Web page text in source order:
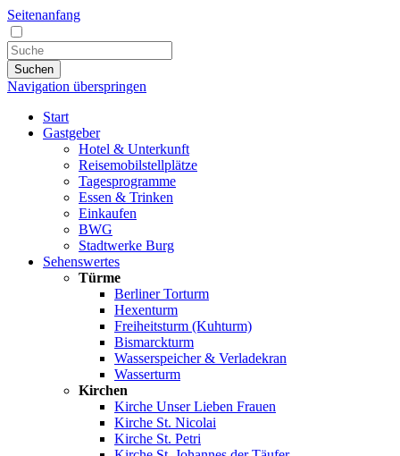
Seitenanfang
Suchen
Navigation überspringen
Start
Gastgeber
Hotel & Unterkunft
Reisemobilstellplätze
Tagesprogramme
Essen & Trinken
Einkaufen
BWG
Stadtwerke Burg
Sehenswertes
Türme
Berliner Torturm
Hexenturm
Freiheitsturm (Kuhturm)
Bismarckturm
Wasserspeicher & Verladekran
Wasserturm
Kirchen
Kirche Unser Lieben Frauen
Kirche St. Nicolai
Kirche St. Petri